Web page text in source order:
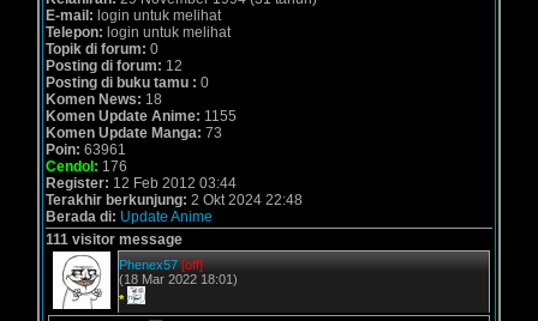
E-mail: login untuk melihat
Telepon: login untuk melihat
Topik di forum: 0
Posting di forum: 12
Posting di buku tamu : 0
Komen News: 18
Komen Update Anime: 1155
Komen Update Manga: 73
Poin: 63961
Cendol: 176
Register: 12 Feb 2012 03:44
Terakhir berkunjung: 2 Okt 2024 22:48
Berada di: Update Anime
111 visitor message
Phenex57 [off]
(18 Mar 2022 18:01)
*